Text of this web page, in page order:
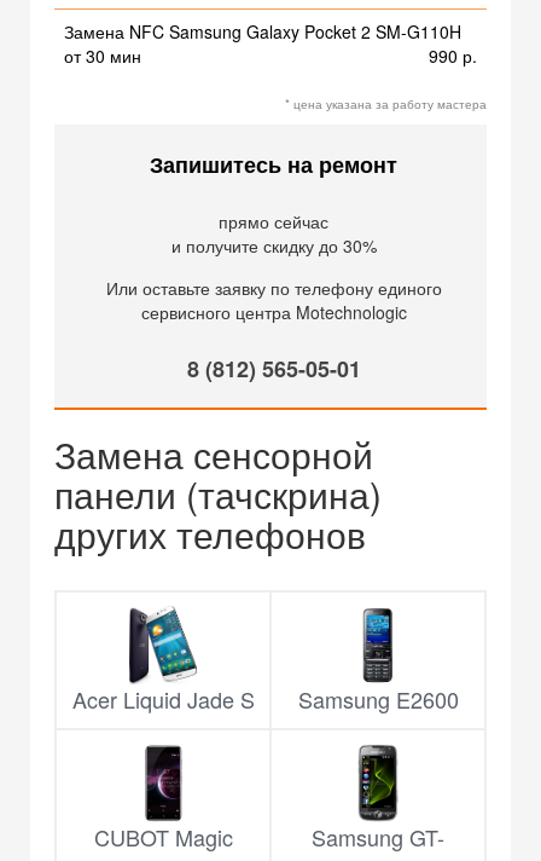
Замена NFC Samsung Galaxy Pocket 2 SM-G110H
от 30 мин
990 р.
* цена указана за работу мастера
Запишитесь на ремонт
прямо сейчас
и получите скидку до 30%
Или оставьте заявку по телефону единого
сервисного центра Motechnologic
8 (812) 565-05-01
Замена сенсорной
панели (тачскрина)
других телефонов
Acer Liquid Jade S Samsung E2600
CUBOT Magic
Samsung GT-